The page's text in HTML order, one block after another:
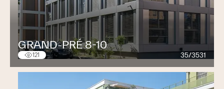
GRAND-PRÉ 8-10
121 35/3531